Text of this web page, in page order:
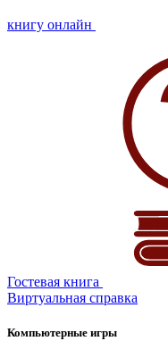
книгу онлайн
Гостевая книга
Виртуальная справка
Компьютерные игры